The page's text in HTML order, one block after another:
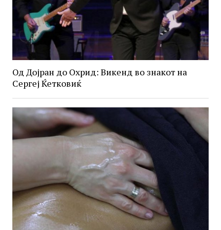
Од Дојран до Охрид: Викенд во знакот на
Сергеј Ќетковиќ